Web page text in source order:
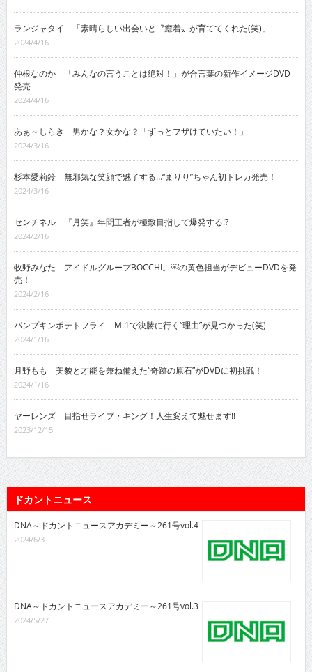
ランジャタイ 「素晴らしい出会いと〝癒着〟が育ててくれた(笑)」
2024/4/16
仲根なのか 「みんなの言うことは絶対！」が合言葉の新作イメージDVD
発売
2024/4/16
あぁ～しらき 男かな？女かな？「ずっとフザけていたい！」
2024/3/16
杉本愛莉鈴 無邪気な笑顔で魅了する…“まりり”ちゃん初トレカ発売！
2024/3/16
センチネル 『月笑』年間王者が極致目指して爆発する!?
2024/2/16
牧野みなた アイドルグループBOCCHI。￼の黄色担当がデビューDVDを発
売！
2024/2/16
パンプキンポテトフライ M-1で決勝に行く“理由”が見つかった(笑)
2024/1/16
月野もも 美貌と才能を兼ね備えた“奇跡の原石”がDVDに初挑戦！
2024/1/16
ヤーレンズ 目指せライブ・キング！人生変えて魅せます!!
2023/12/15
ドカントニュース
DNA～ドカントニュースアカデミー～261号vol.4
2024/6/3
DNA～ドカントニュースアカデミー～261号vol.3
2024/5/27